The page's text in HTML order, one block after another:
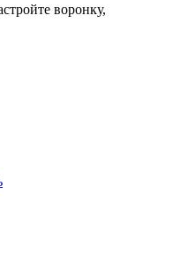
воронку,